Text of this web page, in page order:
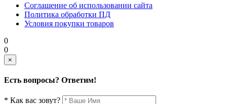
Соглашение об использовании сайта
Политика обработки ПД
Условия покупки товаров
0
0
×
Есть вопросы? Ответим!
* Как вас зовут?